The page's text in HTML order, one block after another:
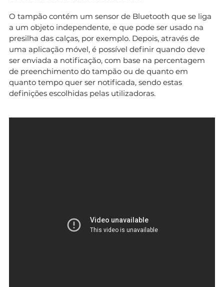
O tampão contém um sensor de Bluetooth que se liga
a um objeto independente, e que pode ser usado na
presilha das calças, por exemplo. Depois, através de
uma aplicação móvel, é possível definir quando deve
ser enviada a notificação, com base na percentagem
de preenchimento do tampão ou de quanto em
quanto tempo quer ser notificada, sendo estas
definições escolhidas pelas utilizadoras.